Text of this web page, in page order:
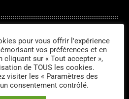
Delarua
pour vous offrir l'expérience
vos préférences et en
cliquant sur « Tout accepter »,
de TOUS les cookies.
visiter les « Paramètres des
consentement contrôlé.